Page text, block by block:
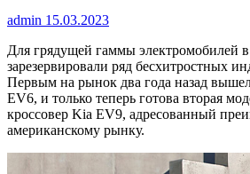
admin 15.03.2023
Для грядущей гаммы электромобилей
зарезервировали ряд бесхитростных
Первым на рынок два года назад
EV6, и только теперь готова вторая
кроссовер Kia EV9, адресованный
американскому рынку.